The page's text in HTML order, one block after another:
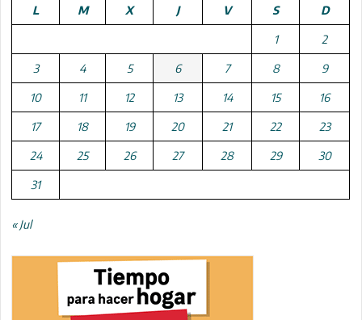
L
M X J V S D
1 2
3 4 5 6 7 8 9
10 11 12 13 14 15 16
17 18 19 20 21 22 23
24 25 26 27 28 29 30
31
« Jul